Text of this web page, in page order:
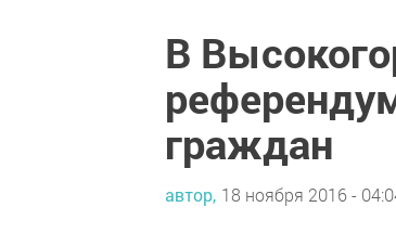
В
граждан
автор, 18 ноября 2016 -